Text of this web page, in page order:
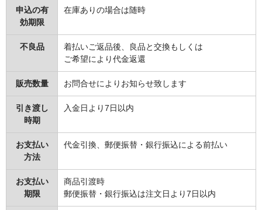
申込の有
効期限
在庫ありの場合は随時
不良品
着払いご返品後、良品と交換もしくは
ご希望により代金返還
販売数量 お問合せによりお知らせ致します
引き渡し
時期
入金日より7日以内
お支払い
方法
代金引換、郵便振替・銀行振込による前払い
お支払い
期限
商品引渡時
郵便振替・銀行振込は注文日より7日以内